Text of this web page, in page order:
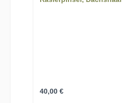
Regulärer Preis:
40,00 €